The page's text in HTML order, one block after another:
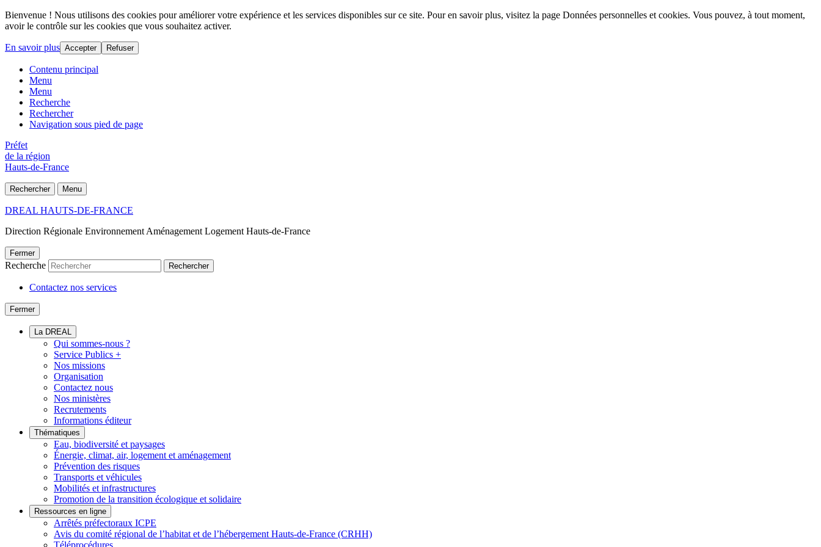
Bienvenue ! Nous utilisons des cookies pour améliorer votre expérience et les services disponibles sur ce site. Pour en savoir plus, visitez la page Données personnelles et cookies. Vous pouvez, à tout moment,
avoir le contrôle sur les cookies que vous souhaitez activer.
En savoir plus Accepter Refuser
Contenu principal
Menu
Menu
Recherche
Rechercher
Navigation sous pied de page
Préfet
de la région
Hauts-de-France
Rechercher Menu
DREAL HAUTS-DE-FRANCE
Direction Régionale Environnement Aménagement Logement Hauts-de-France
Fermer
Recherche Rechercher
Contactez nos services
Fermer
La DREAL
Qui sommes-nous ?
Service Publics +
Nos missions
Organisation
Contactez nous
Nos ministères
Recrutements
Informations éditeur
Thématiques
Eau, biodiversité et paysages
Énergie, climat, air, logement et aménagement
Prévention des risques
Transports et véhicules
Mobilités et infrastructures
Promotion de la transition écologique et solidaire
Ressources en ligne
Arrêtés préfectoraux ICPE
Avis du comité régional de l’habitat et de l’hébergement Hauts-de-France (CRHH)
Téléprocédures